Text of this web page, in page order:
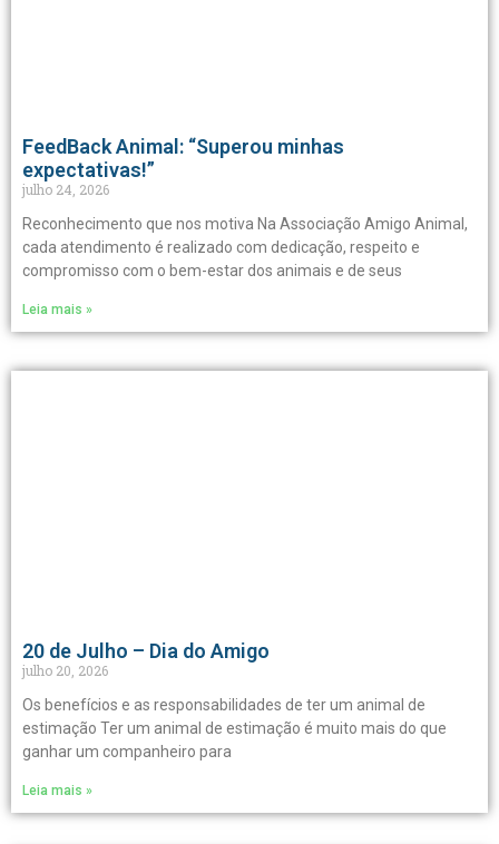
FeedBack Animal: “Superou minhas
expectativas!”
julho 24, 2026
Reconhecimento que nos motiva Na Associação Amigo Animal,
cada atendimento é realizado com dedicação, respeito e
compromisso com o bem-estar dos animais e de seus
Leia mais »
20 de Julho – Dia do Amigo
julho 20, 2026
Os benefícios e as responsabilidades de ter um animal de
estimação Ter um animal de estimação é muito mais do que
ganhar um companheiro para
Leia mais »